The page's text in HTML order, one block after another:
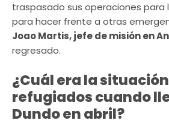
traspasado sus operaciones para
para hacer frente a otras
Joao Martis, jefe de misión en
regresado.
¿Cuál era la
refugiados cuando
Dundo en abril?